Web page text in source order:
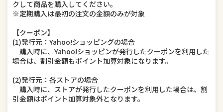
クして商品を購入してください。
※定期購入は最初の注文の金額のみが対象
【クーポン】
(1)発行元：Yahoo!ショッピングの場合
購入時に、Yahoo!ショッピンが発行したクーポンを利用した
場合は、割引金額もポイント加算対象になります。
(2)発行元：各ストアの場合
購入時に、ストアが発行したクーポンを利用した場合は、割
引金額はポイント加算対象外となります。